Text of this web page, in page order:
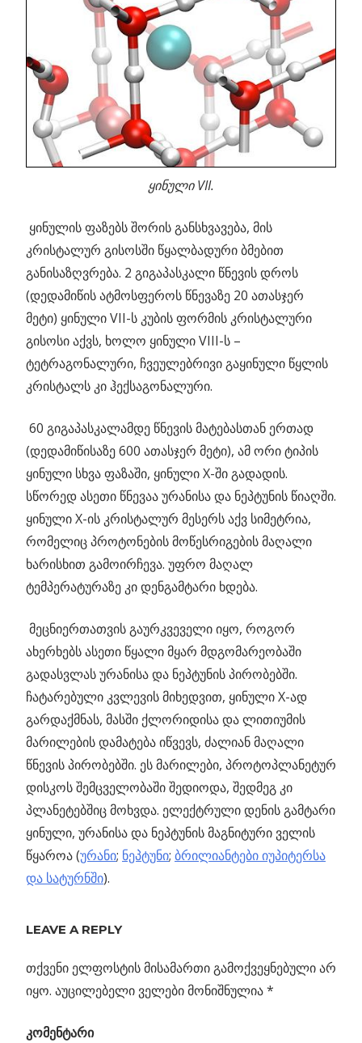
ყინული VII.
ყინულის ფაზებს შორის განსხვავება, მის
კრისტალურ გისოსში წყალბადური ბმებით
განისაზღვრება. 2 გიგაპასკალი წნევის დროს
(დედამიწის ატმოსფეროს წნევაზე 20 ათასჯერ
მეტი) ყინული VII-ს კუბის ფორმის კრისტალური
გისოსი აქვს, ხოლო ყინული VIII-ს –
ტეტრაგონალური, ჩვეულებრივი გაყინული წყლის
კრისტალს კი ჰექსაგონალური.
60 გიგაპასკალამდე წნევის მატებასთან ერთად
(დედამიწისაზე 600 ათასჯერ მეტი), ამ ორი ტიპის
ყინული სხვა ფაზაში, ყინული X-ში გადადის.
სწორედ ასეთი წნევაა ურანისა და ნეპტუნის წიაღში.
ყინული X-ის კრისტალურ მესერს აქვ სიმეტრია,
რომელიც პროტონების მოწესრიგების მაღალი
ხარისხით გამოირჩევა. უფრო მაღალ
ტემპერატურაზე კი დენგამტარი ხდება.
მეცნიერთათვის გაურკვეველი იყო, როგორ
ახერხებს ასეთი წყალი მყარ მდგომარეობაში
გადასვლას ურანისა და ნეპტუნის პირობებში.
ჩატარებული კვლევის მიხედვით, ყინული X-ად
გარდაქმნას, მასში ქლორიდისა და ლითიუმის
მარილების დამატება იწვევს, ძალიან მაღალი
წნევის პირობებში. ეს მარილები, პროტოპლანეტურ
დისკოს შემცველობაში შედიოდა, შედმეგ კი
პლანეტებშიც მოხვდა. ელექტრული დენის გამტარი
ყინული, ურანისა და ნეპტუნის მაგნიტური ველის
წყაროა (ურანი; ნეპტუნი; ბრილიანტები იუპიტერსა
და სატურნში).
ნავიგაცია
Previous
შვი ხვრელი –
ასლები
LEAVE A REPLY
თქვენი ელფოსტის მისამართი გამოქვეყნებული არ
იყო. აუცილებელი ველები მონიშნულია*
კომენტარი